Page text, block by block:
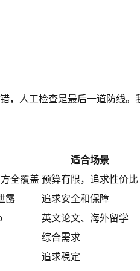
，人工检查是最后一道防线
适合场景
全覆盖 预算有限，追求性价比
露
追求安全和保障
英文论文、海外留学
综合需求
追求稳定